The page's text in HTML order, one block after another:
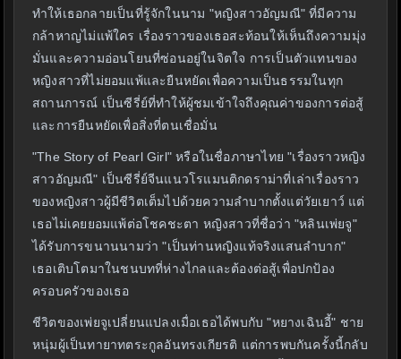
ทำให้เธอกลายเป็นที่รู้จักในนาม "หญิงสาวอัญมณี" ที่มีความ
กล้าหาญไม่แพ้ใคร เรื่องราวของเธอสะท้อนให้เห็นถึงความมุ่ง
มั่นและความอ่อนโยนที่ซ่อนอยู่ในจิตใจ การเป็นตัวแทนของ
หญิงสาวที่ไม่ยอมแพ้และยืนหยัดเพื่อความเป็นธรรมในทุก
สถานการณ์ เป็นซีรี่ย์ที่ทำให้ผู้ชมเข้าใจถึงคุณค่าของการต่อสู้
และการยืนหยัดเพื่อสิ่งที่ตนเชื่อมั่น
"The Story of Pearl Girl" หรือในชื่อภาษาไทย "เรื่องราวหญิง
สาวอัญมณี" เป็นซีรี่ย์จีนแนวโรแมนติกดราม่าที่เล่าเรื่องราว
ของหญิงสาวผู้มีชีวิตเต็มไปด้วยความลำบากตั้งแต่วัยเยาว์ แต่
เธอไม่เคยยอมแพ้ต่อโชคชะตา หญิงสาวที่ชื่อว่า "หลินเพ่ยจู"
ได้รับการขนานนามว่า "เป็นท่านหญิงแท้จริงแสนลำบาก"
เธอเติบโตมาในชนบทที่ห่างไกลและต้องต่อสู้เพื่อปกป้อง
ครอบครัวของเธอ
ชีวิตของเพ่ยจูเปลี่ยนแปลงเมื่อเธอได้พบกับ "หยางเฉินอี้" ชาย
หนุ่มผู้เป็นทายาทตระกูลอันทรงเกียรติ แต่การพบกันครั้งนี้กลับ